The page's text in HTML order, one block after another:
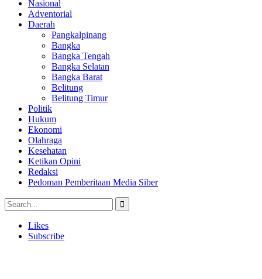
Nasional
Adventorial
Daerah
Pangkalpinang
Bangka
Bangka Tengah
Bangka Selatan
Bangka Barat
Belitung
Belitung Timur
Politik
Hukum
Ekonomi
Olahraga
Kesehatan
Ketikan Opini
Redaksi
Pedoman Pemberitaan Media Siber
Likes
Subscribe